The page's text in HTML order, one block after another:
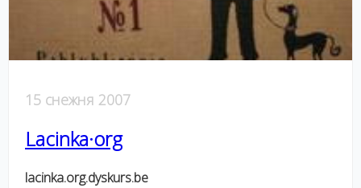
15 снежня 2007
Lacinka·org
lacinka.org.dyskurs.be